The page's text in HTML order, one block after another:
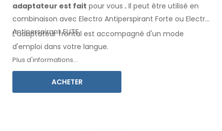
adaptateur est fait pour vous . Il peut être utilisé en
combinaison avec Electro Antiperspirant Forte ou Electro
Antiperspirant ELITE.
L'adaptateurfrontal est accompagné d'un mode
d'emploi dans votre langue.
Plus d'informations...
ACHETER